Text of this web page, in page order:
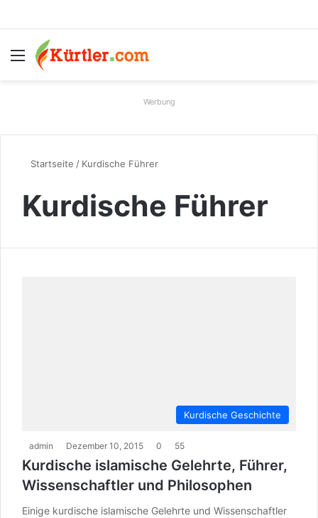
Menü
Werbung
Startseite / Kurdische Führer
Kurdische Führer
Kurdische Geschichte
admin Dezember 10, 2015 0 55
Kurdische islamische Gelehrte, Führer,
Wissenschaftler und Philosophen
Einige kurdische islamische Gelehrte und Wissenschaftler